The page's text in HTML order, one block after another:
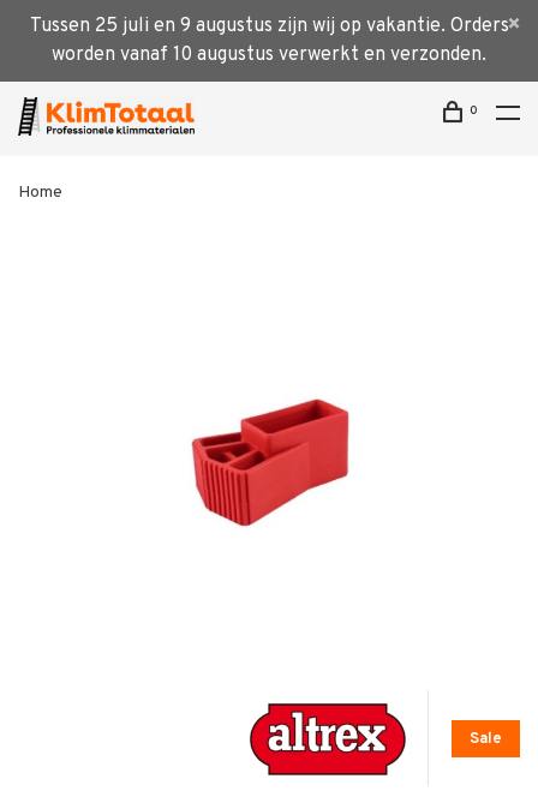
Tussen 25 juli en 9 augustus zijn wij op vakantie. Orders
worden vanaf 10 augustus verwerkt en verzonden.
0
Home
Sale